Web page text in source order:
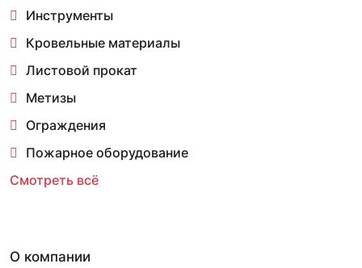
Инструменты
Кровельные материалы
Листовой прокат
Метизы
Ограждения
Пожарное оборудование
Смотреть всё
О компании